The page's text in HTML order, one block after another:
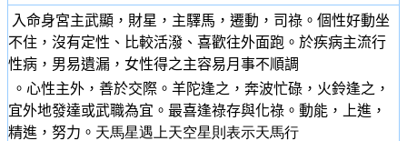
入命身宮主武顯，財星，主驛馬，遷動，司祿。個性好動坐
不住，沒有定性、比較活潑、喜歡往外面跑。於疾病主流行
性病，男易遺漏，女性得之主容易月事不順調
。心性主外，善於交際。羊陀逢之，奔波忙碌，火鈴逢之，
宜外地發達或武職為宜。最喜逢祿存與化祿。動能，上進，
精進，努力。 天馬星遇上天空星則表示天馬行